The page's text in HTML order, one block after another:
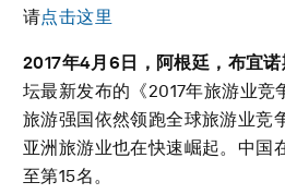
请点击这里
2017年4月 6 日，阿根廷，布宜
坛最新发布的《2017年旅游业竞
旅游强国依然领跑全球旅游业竞
亚洲旅游业也在快速崛起。中国
至第15名。